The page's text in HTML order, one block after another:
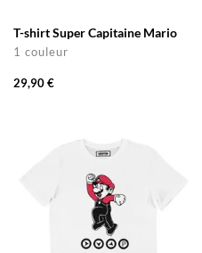
T-shirt Super Capitaine Mario
1 couleur
29,90 €